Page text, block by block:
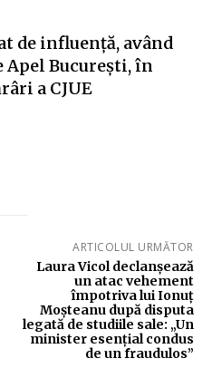
de influență, având
Apel București, în
a CJUE
ARTICOLUL URMĂTOR
Laura Vicol declanșează
un atac vehement
împotriva lui Ionuț
Moșteanu după disputa
legată de studiile sale: „Un
minister esențial condus
de un fraudulos”